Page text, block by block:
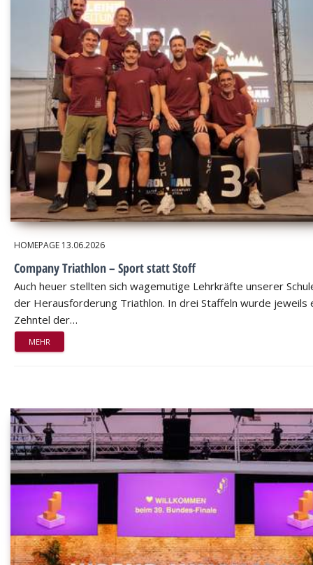
HOMEPAGE 13.06.2026
Company Triathlon – Sport statt Stoff
Auch heuer stellten sich wagemutige Lehrkräfte unserer
der Herausforderung Triathlon. In drei Staffeln wurde jeweils
Zehntel der…
MEHR